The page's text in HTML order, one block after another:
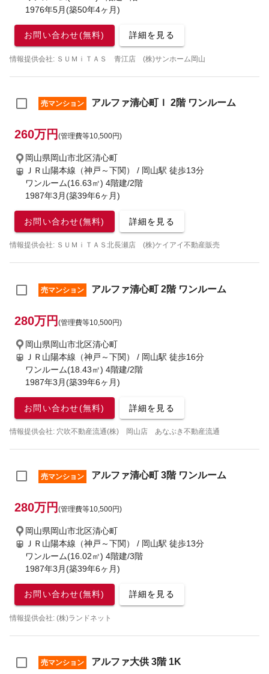
1976年5月(築50年4ヶ月)
お問い合わせ(無料) 詳細を見る
情報提供会社: ＳＵＭｉＴＡＳ 青江店 (株)サンホーム岡山
売マンション アルファ清心町Ｉ 2階 ワンルーム
260万円 (管理費等10,500円)
岡山県岡山市北区清心町
ＪＲ山陽本線（神戸～下関） / 岡山駅 徒歩13分
ワンルーム(16.63㎡) 4階建/2階
1987年3月(築39年6ヶ月)
お問い合わせ(無料) 詳細を見る
情報提供会社: ＳＵＭｉＴＡＳ北長瀬店 (株)ケイアイ不動産販売
売マンション アルファ清心町 2階 ワンルーム
280万円 (管理費等10,500円)
岡山県岡山市北区清心町
ＪＲ山陽本線（神戸～下関） / 岡山駅 徒歩16分
ワンルーム(18.43㎡) 4階建/2階
1987年3月(築39年6ヶ月)
お問い合わせ(無料) 詳細を見る
情報提供会社: 穴吹不動産流通(株) 岡山店 あなぶき不動産流通
売マンション アルファ清心町 3階 ワンルーム
280万円 (管理費等10,500円)
岡山県岡山市北区清心町
ＪＲ山陽本線（神戸～下関） / 岡山駅 徒歩13分
ワンルーム(16.02㎡) 4階建/3階
1987年3月(築39年6ヶ月)
お問い合わせ(無料) 詳細を見る
情報提供会社: (株)ランドネット
売マンション アルファ大供 3階 1K